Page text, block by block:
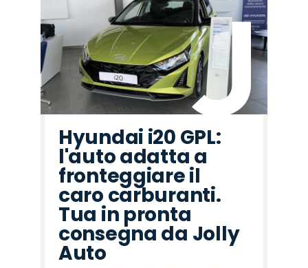
Hyundai i20 GPL:
l'auto adatta a
fronteggiare il
caro carburanti.
Tua in pronta
consegna da Jolly
Auto